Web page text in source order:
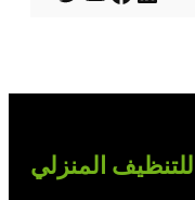
T
t
e
Y
u
b
F
o
L
e
d
المنزلي